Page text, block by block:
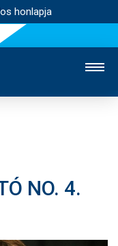
honlapja
STADION
NO. 4.